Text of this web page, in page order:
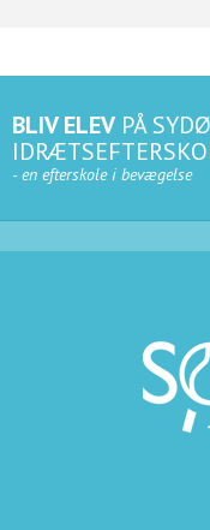
BLIV ELEV PÅ
- en efterskole i bevægelse